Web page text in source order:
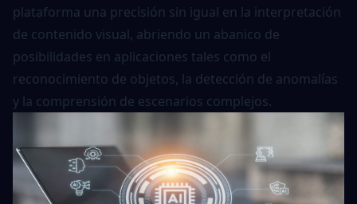
plataforma una precisión sin igual en la interpretación
de contenido visual, abriendo un abanico de
posibilidades en aplicaciones tales como el
reconocimiento de objetos, la detección de anomalías
y la comprensión de escenarios complejos.